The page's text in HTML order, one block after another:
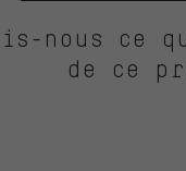
nous ce
de ce